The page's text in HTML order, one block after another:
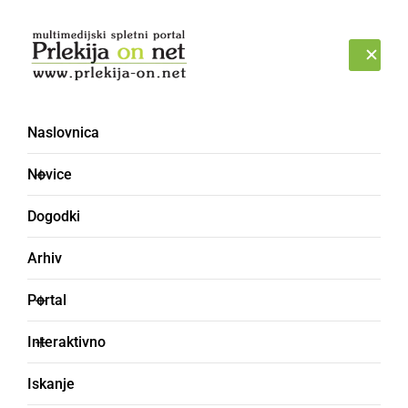
Naslovnica
Novice
Dogodki
Arhiv
Portal
Interaktivno
Iskanje
velikonočno jajce
KULTURA IN IZOBRAŽEVANJE